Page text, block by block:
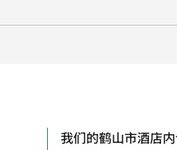
我们的鹤山市酒店